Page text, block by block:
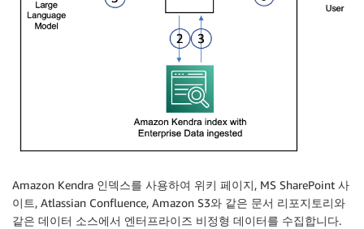
Amazon Kendra 인덱스를 사용하여 위키 페이지, MS SharePoint 사
이트, Atlassian Confluence, Amazon S3와 같은 문서 리포지토리와
같은 데이터 소스에서 엔터프라이즈 비정형 데이터를 수집합니다.